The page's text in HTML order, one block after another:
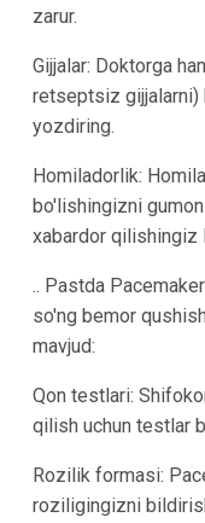
zarur.
Gijjalar: Doktorga
retseptsiz gijjalarni)
yozdiring.
Homiladorlik:
bo'lishingizni
xabardor qilishingiz
.. Pastda
so'ng bemor
mavjud:
Qon testlari:
qilish uchun testlar
Rozilik formasi:
roziligingizni